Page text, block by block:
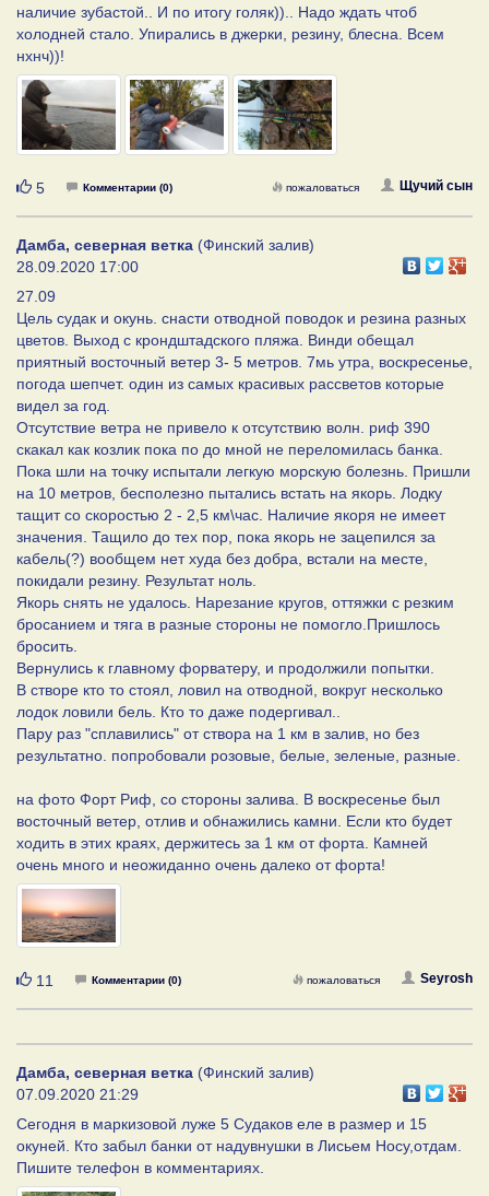
наличие зубастой.. И по итогу голяк)).. Надо ждать чтоб
холодней стало. Упирались в джерки, резину, блесна. Всем
нхнч))!
Нравится
5 Комментарии (0) Щучий сын
пожаловаться
Дамба, северная ветка (Финский залив)
28.09.2020 17:00
27.09
Цель судак и окунь. снасти отводной поводок и резина разных
цветов. Выход с крондштадского пляжа. Винди обещал
приятный восточный ветер 3- 5 метров. 7мь утра, воскресенье,
погода шепчет. один из самых красивых рассветов которые
видел за год.
Отсутствие ветра не привело к отсутствию волн. риф 390
скакал как козлик пока по до мной не переломилась банка.
Пока шли на точку испытали легкую морскую болезнь. Пришли
на 10 метров, бесполезно пытались встать на якорь. Лодку
тащит со скоростью 2 - 2,5 км\час. Наличие якоря не имеет
значения. Тащило до тех пор, пока якорь не зацепился за
кабель(?) вообщем нет худа без добра, встали на месте,
покидали резину. Результат ноль.
Якорь снять не удалось. Нарезание кругов, оттяжки с резким
бросанием и тяга в разные стороны не помогло.Пришлось
бросить.
Вернулись к главному форватеру, и продолжили попытки.
В створе кто то стоял, ловил на отводной, вокруг несколько
лодок ловили бель. Кто то даже подергивал..
Пару раз "сплавились" от створа на 1 км в залив, но без
результатно. попробовали розовые, белые, зеленые, разные.
на фото Форт Риф, со стороны залива. В воскресенье был
восточный ветер, отлив и обнажились камни. Если кто будет
ходить в этих краях, держитесь за 1 км от форта. Камней
очень много и неожиданно очень далеко от форта!
Нравится
11 Комментарии (0) Seyrosh
пожаловаться
Дамба, северная ветка (Финский залив)
07.09.2020 21:29
Сегодня в маркизовой луже 5 Судаков еле в размер и 15
окуней. Кто забыл банки от надувнушки в Лисьем Носу,отдам.
Пишите телефон в комментариях.